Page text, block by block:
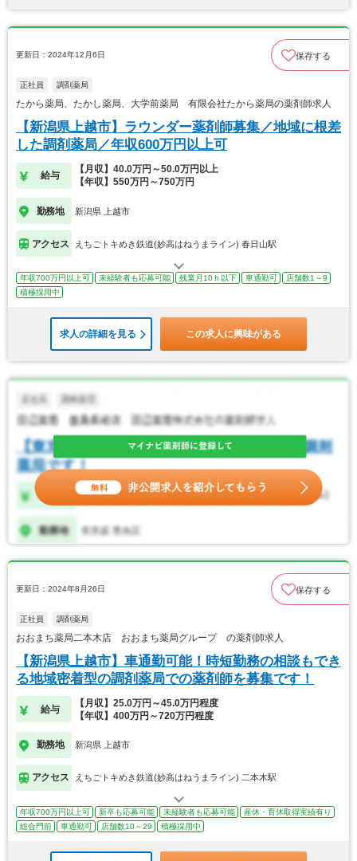
更新日：2024年12月6日 保存する
正社員 調剤薬局
たから薬局、たかし薬局、大学前薬局 有限会社たから薬局の薬剤師求人
【新潟県上越市】ラウンダー薬剤師募集／地域に根差
した調剤薬局／年収600万円以上可
給与
【月収】40.0万円～50.0万円以上
【年収】550万円～750万円
勤務地 新潟県 上越市
アクセス えちごトキめき鉄道(妙高はねうまライン) 春日山駅
年収700万円以上可 未経験者も応募可能 残業月10ｈ以下 車通勤可
店舗数1～9
積極採用中
求人の詳細を見る この求人に興味がある
更新日：2024年8月26日 保存する
正社員 調剤薬局
おおまち薬局二本木店 おおまち薬局グループ の薬剤師求人
【新潟県上越市】車通勤可能！時短勤務の相談もでき
る地域密着型の調剤薬局での薬剤師を募集です！
給与
【月収】25.0万円～45.0万円程度
【年収】400万円～720万円程度
勤務地 新潟県 上越市
アクセス えちごトキめき鉄道(妙高はねうまライン) 二本木駅
年収700万円以上可 新卒も応募可能 未経験者も応募可能
産休・育休取得実績有り
総合門前
車通勤可 店舗数10～29 積極採用中